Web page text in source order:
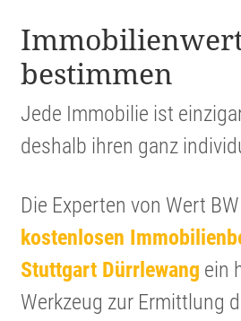
bestimmen
Jede Immobilie ist
deshalb ihren ganz
Die Experten von Wert
kosten­losen
Stuttgart Dürrlewang ein
Werkzeug zur Ermitt­lung